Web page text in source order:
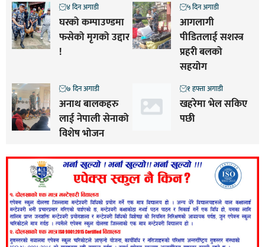
घरको कम्पाउण्डमा
फसेको मृगको उद्दार
!
४ दिन अगाडी
आगलागी
पीडितलाई सशस्त्र
प्रहरी बलको
सहयोग
५ दिन अगाडी
अनाथ बालकहरु
लाई नेपाली सेनाको
विशेष भोजन
७ दिन अगाडी
खहरेमा भेल सकिए
पछी
१ हफ्ता अगाडी